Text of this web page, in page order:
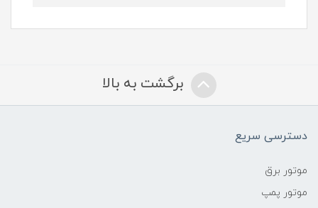
برگشت به بالا
دسترسی سریع
موتور برق
موتور پمپ